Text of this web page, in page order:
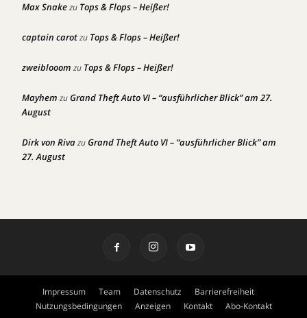
Max Snakezu Tops & Flops – Heißer!
captain carotzu Tops & Flops – Heißer!
zweiblooom zu Tops & Flops – Heißer!
Mayhem zuGrand Theft Auto VI – “ausführlicher Blick” am 27.
August
Dirk von RivazuGrand Theft Auto VI – “ausführlicher Blick” am
27. August
Impressum Team Datenschutz
Barrierefreiheit
Nutzungsbedingungen
Anzeigen Kontakt Abo-Kontakt